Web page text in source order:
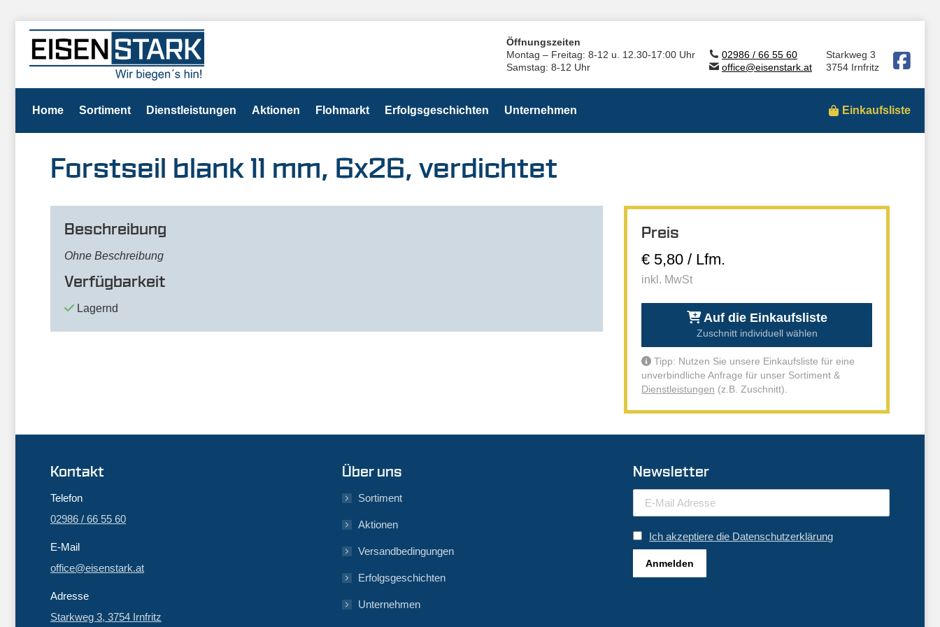
Öffnungszeiten
Montag – Freitag: 8-12 u. 12.30-17:00 Uhr
Samstag: 8-12 Uhr
02986 / 66 55 60
office@eisenstark.at
Starkweg 3
3754 Irnfritz
Home Sortiment Dienstleistungen Aktionen Flohmarkt Erfolgsgeschichten Unternehmen Einkaufsliste
Forstseil blank 11 mm, 6x26, verdichtet
Beschreibung
Ohne Beschreibung
Verfügbarkeit
Lagernd
Preis
€ 5,80 / Lfm.
inkl. MwSt
Auf die Einkaufsliste
Zuschnitt individuell wählen
Tipp: Nutzen Sie unsere Einkaufsliste für eine
unverbindliche Anfrage für unser Sortiment &
Dienstleistungen (z.B. Zuschnitt).
Kontakt
Telefon
02986 / 66 55 60
E-Mail
office@eisenstark.at
Adresse
Starkweg 3, 3754 Irnfritz
Über uns
Sortiment
Aktionen
Versandbedingungen
Erfolgsgeschichten
Unternehmen
Newsletter
Ich akzeptiere die Datenschutzerklärung